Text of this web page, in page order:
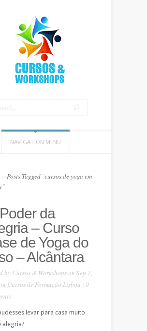
NAVIGATION MENU
Posts Tagged cursos de yoga em
da
– Curso
de Yoga do
– Alcântara
by Cursos & Workshopson Sep 7,
Cursos de Formação Lisboa | 0
levar para casa muito
alegria?